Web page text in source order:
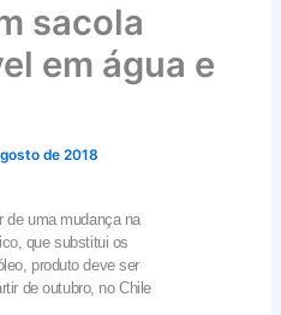
sacola
em água e
de 2018
de uma mudança na
que substitui os
produto deve ser
de outubro, no Chile